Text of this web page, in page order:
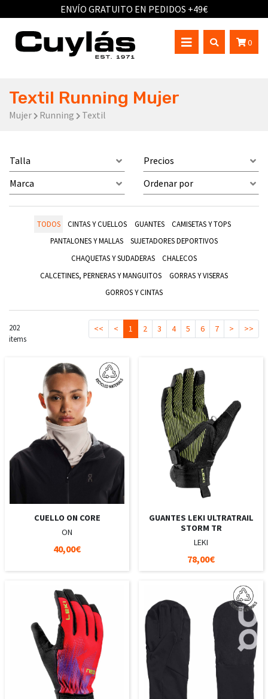
ENVÍO GRATUITO EN PEDIDOS +49€
0
Textil Running Mujer
Mujer Running Textil
Talla
Precios
Marca
Ordenar por
TODOS CINTAS Y CUELLOS GUANTES
CAMISETAS Y TOPS
PANTALONES Y MALLAS
SUJETADORES DEPORTIVOS
CHAQUETAS Y SUDADERAS
CHALECOS
CALCETINES, PERNERAS Y MANGUITOS
GORRAS Y VISERAS
GORROS Y CINTAS
202
items
<< < 1 2 3 4 5 6 7 > >>
CUELLO ON CORE
ON
40,00€
GUANTES LEKI ULTRATRAIL
STORM TR
LEKI
78,00€